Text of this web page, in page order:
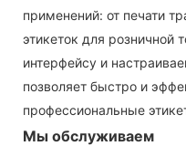
применений: от печати
этикеток для розничной
интерфейсу и
позволяет быстро и
профессиональные
Мы обслуживаем